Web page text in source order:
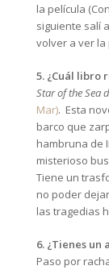
la película
siguiente salí
volver a ver la
5. ¿Cuál libro
Star of the Sea
Mar). Esta
barco que
hambruna de
misterioso
Tiene un
no poder
las tragedias
6. ¿Tienes un
Paso por